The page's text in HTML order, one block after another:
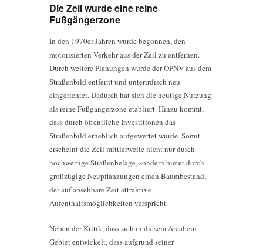
Die Zeil wurde eine reine
Fußgängerzone
In den 1970er Jahren wurde begonnen, den
motorisierten Verkehr aus der Zeil zu entfernen.
Durch weitere Planungen wurde der ÖPNV aus dem
Straßenbild entfernt und unterirdisch neu
eingerichtet. Dadurch hat sich die heutige Nutzung
als reine Fußgängerzone etabliert. Hinzu kommt,
dass durch öffentliche Investitionen das
Straßenbild erheblich aufgewertet wurde. Somit
erscheint die Zeil mittlerweile nicht nur durch
hochwertige Straßenbeläge, sondern bietet durch
großzügige Neupflanzungen einen Baumbestand,
der auf absehbare Zeit attraktive
Aufenthaltsmöglichkeiten verspricht.
Neben der Kritik, dass sich in diesem Areal ein
Gebiet entwickelt, dass aufgrund seiner